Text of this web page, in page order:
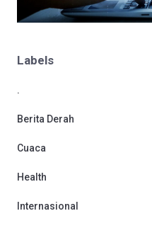
Labels
.
Berita Derah
Cuaca
Health
Internasional